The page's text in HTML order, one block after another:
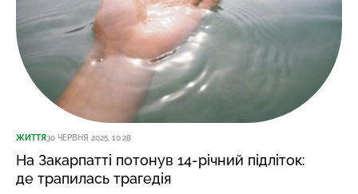
ЖИТТЯ30 ЧЕРВНЯ 2025, 10:28
На Закарпатті потонув 14-річний підліток:
де трапилась трагедія